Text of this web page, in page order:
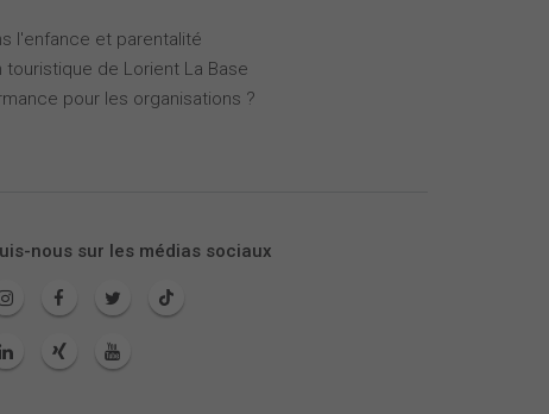
l'enfance et parentalité
de Lorient La Base
pour les organisations ?
nous sur les médias sociaux